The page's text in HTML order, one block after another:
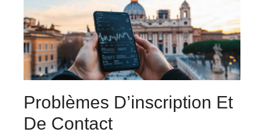
Problèmes D’inscription Et
De Contact